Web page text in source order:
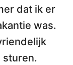
dat ik er
was.
sturen.